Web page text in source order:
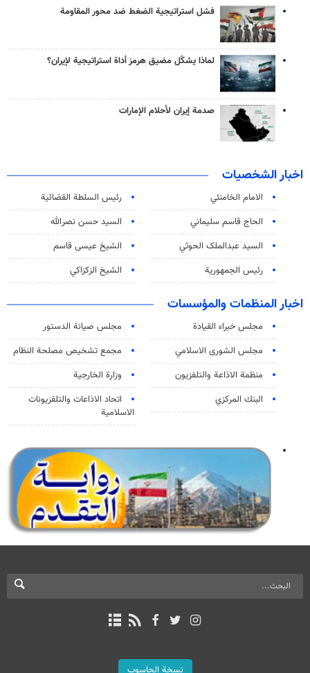
فشل استراتيجية الضغط ضد محور المقاومة
لماذا يشكّل مضيق هرمز أداة استراتيجية لإيران؟
صدمة إيران لأحلام الإمارات
اخبار الشخصيات
الامام الخامنئي
رئیس السلطة القضائیة
الحاج قاسم سليماني
السيد حسن نصرالله
السید عبدالملک الحوثي
الشيخ عيسى قاسم
رئيس الجمهورية
الشيخ الزكزاكي
اخبار المنظمات والمؤسسات
مجلس خبراء القيادة
مجلس صيانة الدستور
مجلس الشورى الاسلامي
مجمع تشخيص مصلحة النظام
منظمة الاذاعة والتلفزیون
وزارة الخارجية
البنك المركزي
اتحاد الاذاعات والتلفزيونات
الاسلامية